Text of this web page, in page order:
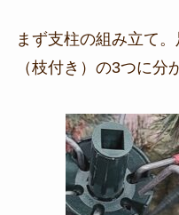
まず支柱の組み立て
（枝付き）の3つに分